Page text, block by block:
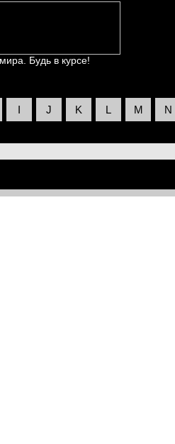
Будь в курсе!
I J K L M N